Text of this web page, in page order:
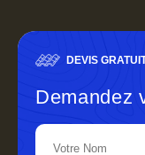
DEVIS
Demandez